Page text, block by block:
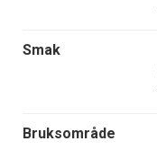
Smak
Bruksområde